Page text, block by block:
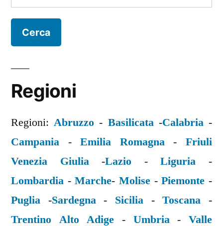
per:
Regioni
Regioni:Abruzzo - Basilicata-Calabria-
Campania -Emilia Romagna-Friuli
Venezia Giulia-Lazio -Liguria -
Lombardia -Marche-Molise -Piemonte -
Puglia -Sardegna- Sicilia -Toscana -
Trentino Alto Adige - Umbria-Valle